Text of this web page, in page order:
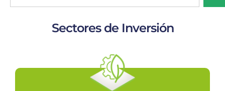
Sectores de Inversión